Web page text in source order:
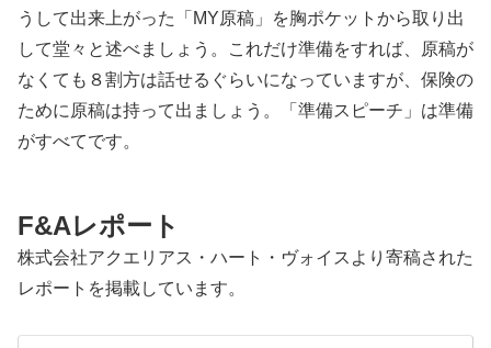
うして出来上がった「MY原稿」を胸ポケットから取り出
して堂々と述べましょう。これだけ準備をすれば、原稿が
なくても８割方は話せるぐらいになっていますが、保険の
ために原稿は持って出ましょう。「準備スピーチ」は準備
がすべてです。
F&Aレポート
株式会社アクエリアス・ハート・ヴォイスより寄稿された
レポートを掲載しています。